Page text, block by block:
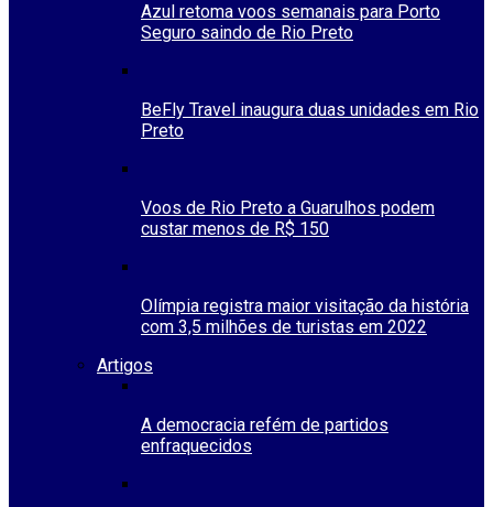
Azul retoma voos semanais para Porto
Seguro saindo de Rio Preto
BeFly Travel inaugura duas unidades em Rio
Preto
Voos de Rio Preto a Guarulhos podem
custar menos de R$ 150
Olímpia registra maior visitação da história
com 3,5 milhões de turistas em 2022
Artigos
A democracia refém de partidos
enfraquecidos